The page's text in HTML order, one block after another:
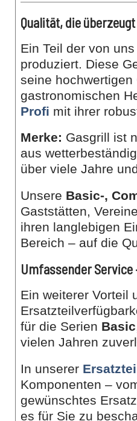
Qualität, die
Ein Teil der von
produziert. Diese
seine
gastronomischen
Profi mit ihrer
Merke: Gasgrill ist
aus
über viele Jahre
Unsere Basic-,
Gaststätten,
ihren langlebigen
Bereich – auf die
Umfassender
Ein weiterer Vorteil
für die Serien Basic
vielen Jahren
In unserer
Komponenten –
gewünschtes
es für Sie zu